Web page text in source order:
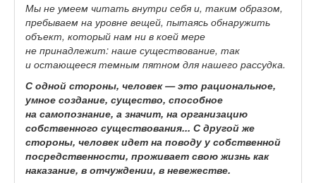
Мы не умеем читать внутри себя и, таким образом,
пребываем на уровне вещей, пытаясь обнаружить
объект, который нам ни в коей мере
не принадлежит: наше существование, так
и остающееся темным пятном для нашего рассудка.
С одной стороны, человек — это рациональное,
умное создание, существо, способное
на самопознание, а значит, на организацию
собственного существования... С другой же
стороны, человек идет на поводу у собственной
посредственности, проживает свою жизнь как
наказание, в отчуждении, в невежестве.